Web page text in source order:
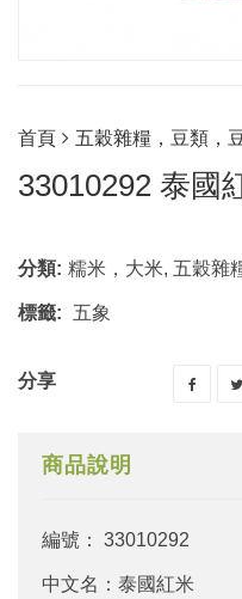
首頁 五穀雜糧，豆類，
33010292 泰國
分類: 糯米，大米, 五穀雜
標籤: 五象
分享
商品說明
編號： 33010292
中文名：泰國紅米